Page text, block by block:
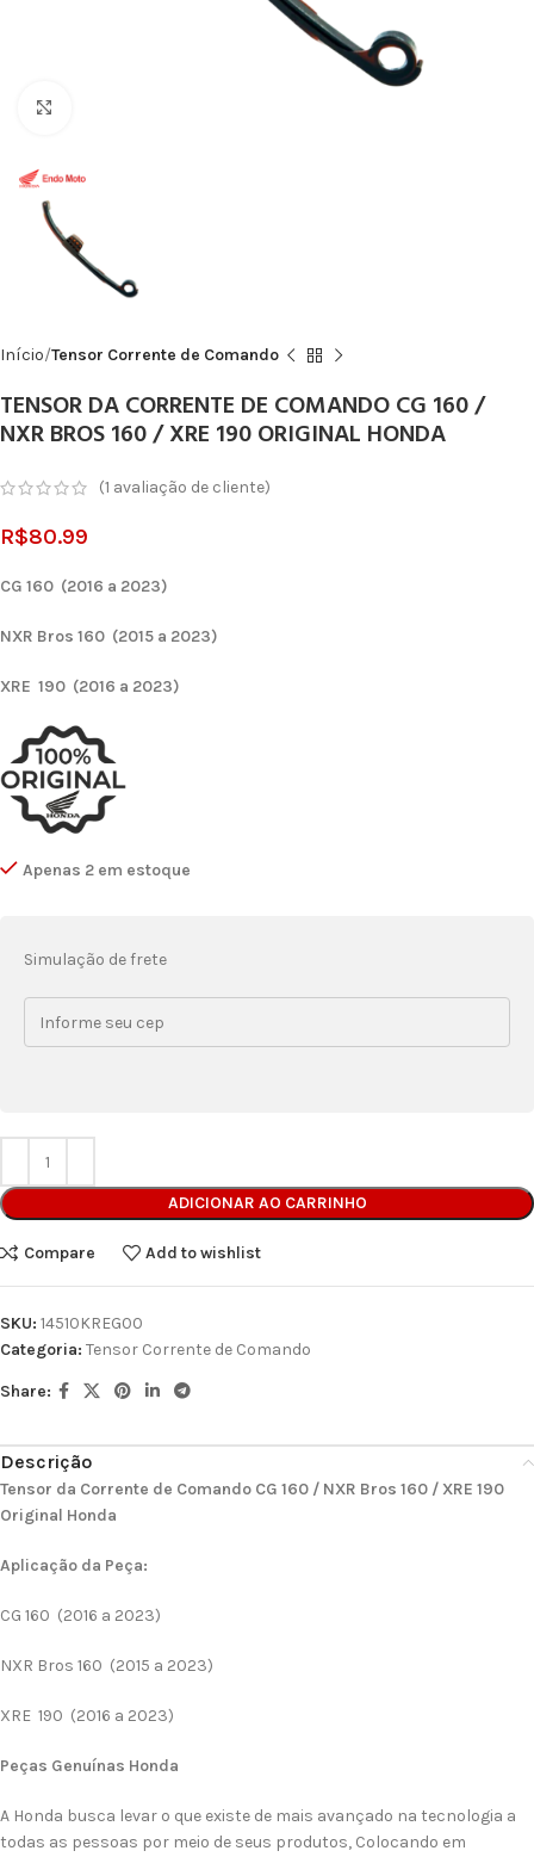
Início Tensor Corrente de Comando
TENSOR DA CORRENTE DE COMANDO CG 160 /
NXR BROS 160 / XRE 190 ORIGINAL HONDA
(1 avaliação de cliente)
R$80.99
CG 160 (2016 a 2023)
NXR Bros 160 (2015 a 2023)
XRE 190 (2016 a 2023)
Apenas 2 em estoque
Simulação de frete
ADICIONAR AO CARRINHO
Compare Add to wishlist
SKU: 14510KREG00
Categoria: Tensor Corrente de Comando
Share:
Descrição
Tensor da Corrente de Comando CG 160 / NXR Bros 160 / XRE 190
Original Honda
Aplicação da Peça:
CG 160 (2016 a 2023)
NXR Bros 160 (2015 a 2023)
XRE 190 (2016 a 2023)
Peças Genuínas Honda
A Honda busca levar o que existe de mais avançado na tecnologia a
todas as pessoas por meio de seus produtos, Colocando em